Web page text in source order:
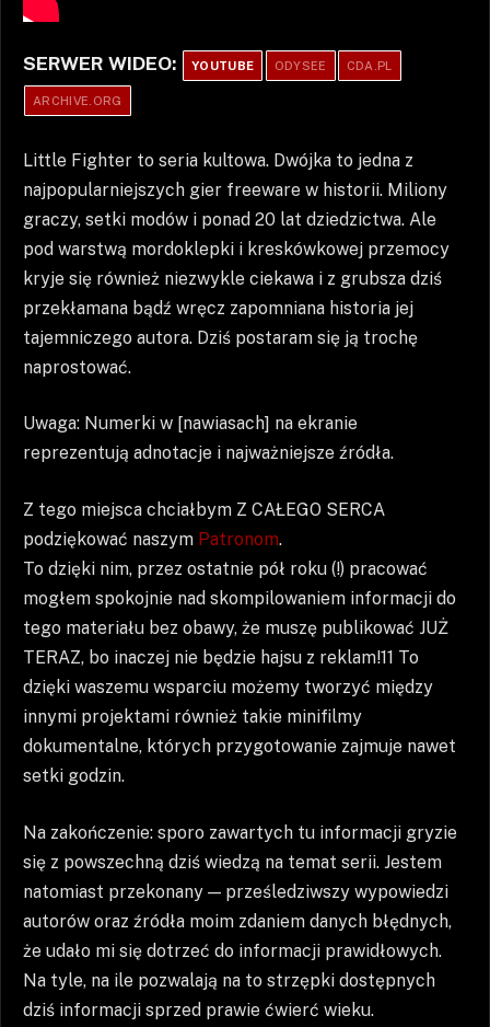
SERWER WIDEO: YOUTUBE ODYSEE CDA.PL
ARCHIVE.ORG
Little Fighter to seria kultowa. Dwójka to jedna z
najpopularniejszych gier freeware w historii. Miliony
graczy, setki modów i ponad 20 lat dziedzictwa. Ale
pod warstwą mordoklepki i kreskówkowej przemocy
kryje się również niezwykle ciekawa i z grubsza dziś
przekłamana bądź wręcz zapomniana historia jej
tajemniczego autora. Dziś postaram się ją trochę
naprostować.
Uwaga: Numerki w [nawiasach] na ekranie
reprezentują adnotacje i najważniejsze źródła.
Z tego miejsca chciałbym Z CAŁEGO SERCA
podziękować naszym Patronom.
To dzięki nim, przez ostatnie pół roku (!) pracować
mogłem spokojnie nad skompilowaniem informacji do
tego materiału bez obawy, że muszę publikować JUŻ
TERAZ, bo inaczej nie będzie hajsu z reklam!11 To
dzięki waszemu wsparciu możemy tworzyć między
innymi projektami również takie minifilmy
dokumentalne, których przygotowanie zajmuje nawet
setki godzin.
Na zakończenie: sporo zawartych tu informacji gryzie
się z powszechną dziś wiedzą na temat serii. Jestem
natomiast przekonany — prześledziwszy wypowiedzi
autorów oraz źródła moim zdaniem danych błędnych,
że udało mi się dotrzeć do informacji prawidłowych.
Na tyle, na ile pozwalają na to strzępki dostępnych
dziś informacji sprzed prawie ćwierć wieku.